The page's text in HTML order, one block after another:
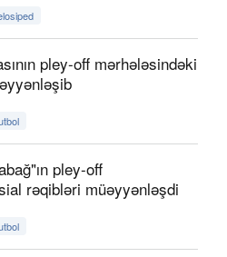
pley-off mərhələsindəki
pley-off
rəqibləri müəyyənləşdi